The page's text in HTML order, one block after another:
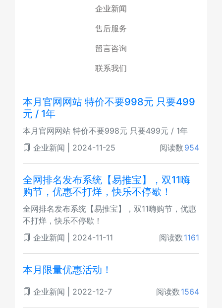
企业新闻
售后服务
留言咨询
联系我们
本月官网网站 特价不要998元 只要499
元 / 1年
本月官网网站 特价不要998元 只要499元 / 1年
企业新闻
2024-11-25 阅读数 954
全网排名发布系统【易推宝】，双11嗨
购节，优惠不打烊，快乐不停歇！
全网排名发布系统【易推宝】，双11嗨购节，优惠
不打烊，快乐不停歇！
企业新闻
2024-11-11 阅读数 1161
本月限量优惠活动！
企业新闻 2022-12-7 阅读数 1564